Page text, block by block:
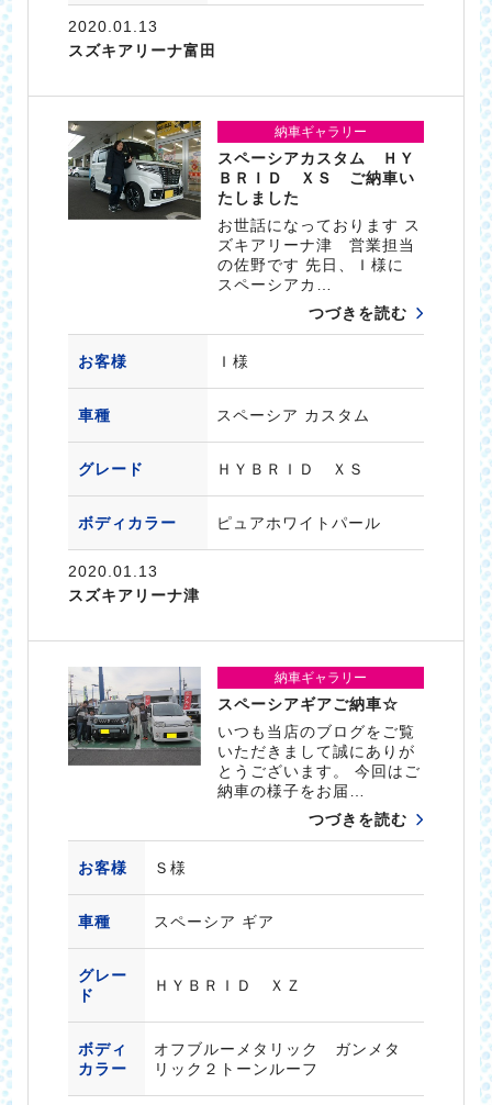
2020.01.13
スズキアリーナ富田
納車ギャラリー
スペーシアカスタム ＨＹ
ＢＲＩＤ ＸＳ ご納車い
たしました
お世話になっております ス
ズキアリーナ津 営業担当
の佐野です 先日、Ｉ様に
スペーシアカ…
つづきを読む
お客様 Ｉ様
車種 スペーシア カスタム
グレード ＨＹＢＲＩＤ ＸＳ
ボディカラー ピュアホワイトパール
2020.01.13
スズキアリーナ津
納車ギャラリー
スペーシアギアご納車☆
いつも当店のブログをご覧
いただきまして誠にありが
とうございます。 今回はご
納車の様子をお届…
つづきを読む
お客様 Ｓ様
車種 スペーシア ギア
グレー
ド
ＨＹＢＲＩＤ ＸＺ
ボディ
カラー
オフブルーメタリック ガンメタ
リック２トーンルーフ